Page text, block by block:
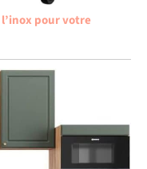
pour votre